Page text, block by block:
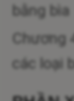
bằng bìa
Chương
các loại